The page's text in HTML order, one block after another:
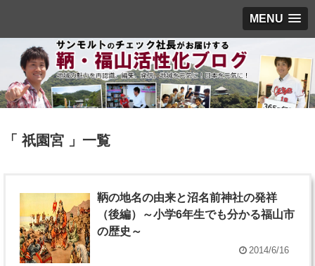
MENU
「 祇園宮 」一覧
鞆の地名の由来と沼名前神社の発祥
（後編）～小学6年生でも分かる福山市
の歴史～
2014/6/16